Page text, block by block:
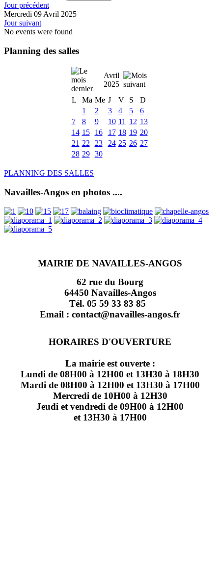
Jour précédent
Mercredi 09 Avril 2025
Jour suivant
No events were found
Planning des salles
Avril
2025
L
Ma Me J V S
D
1
2 3 4 5
6
7
8 9 10 11 12 13
14 15 16 17 18 19 20
21 22 23 24 25 26 27
28 29 30
PLANNING DES SALLES
Navailles-Angos en photos ....
MAIRIE DE NAVAILLES-ANGOS
62 rue du Bourg
64450 Navailles-Angos
Tél. 05 59 33 83 85
Email : contact@navailles-angos.fr
HORAIRES D'OUVERTURE
La mairie est ouverte :
Lundi de 08H00 à 12H00 et 13H30 à 18H30
Mardi de 08H00 à 12H00 et 13H30 à 17H00
Mercredi de 10H00 à 12H30
Jeudi et vendredi de 09H00 à 12H00
et 13H30 à 17H00